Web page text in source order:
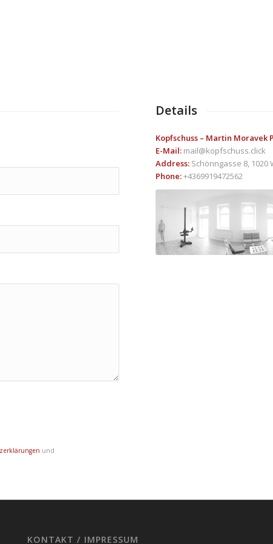
und
Details
Kopfschuss – Martin Moravek
E-Mail: mail@kopfschuss.click
Address: Schönngasse 8, 1020
Phone:+4369919472562
KONTAKT / IMPRESSUM